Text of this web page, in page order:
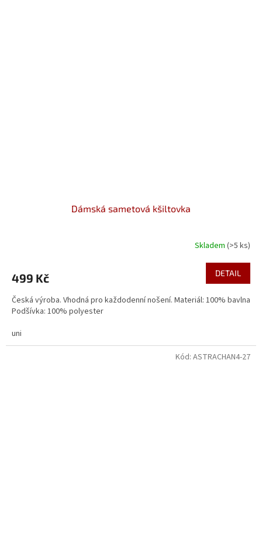
Dámská sametová kšiltovka
Skladem (>5 ks)
499 Kč DETAIL
Česká výroba. Vhodná pro každodenní nošení. Materiál: 100% bavlna
Podšívka: 100% polyester
uni
Kód: ASTRACHAN4-27